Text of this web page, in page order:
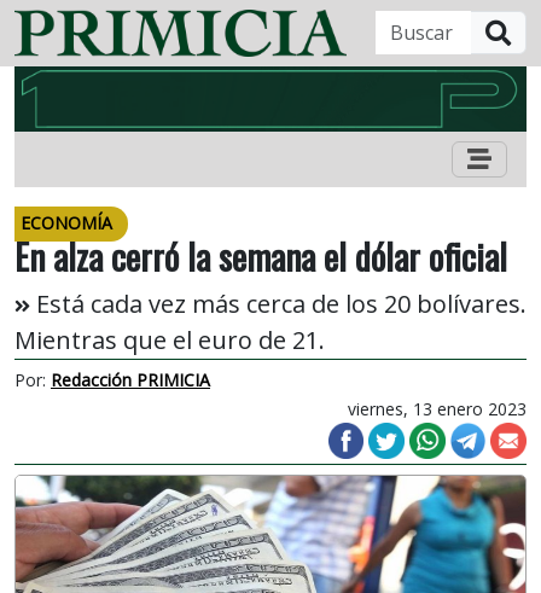
ECONOMÍA
En alza cerró la semana el dólar oficial
Está cada vez más cerca de los 20 bolívares.
Mientras que el euro de 21.
Por: Redacción PRIMICIA
viernes, 13 enero 2023